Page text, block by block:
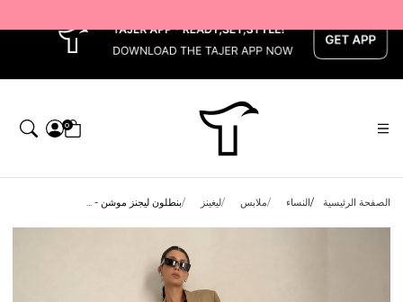
0
الصفحة الرئيسية النساء ملابس ليغينز بنطلون ليجنز موشن - ...